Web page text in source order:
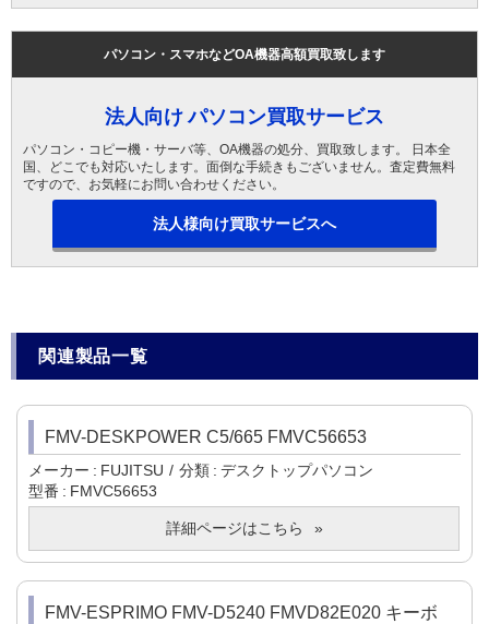
パソコン・スマホなどOA機器高額買取致します
法人向け パソコン買取サービス
パソコン・コピー機・サーバ等、OA機器の処分、買取致します。 日本全
国、どこでも対応いたします。面倒な手続きもございません。査定費無料
ですので、お気軽にお問い合わせください。
法人様向け買取サービスへ
関連製品一覧
FMV-DESKPOWER C5/665 FMVC56653
メーカー FUJITSU 分類
デスクトップパソコン
型番
FMVC56653
詳細ページはこちら
FMV-ESPRIMO FMV-D5240 FMVD82E020 キーボ